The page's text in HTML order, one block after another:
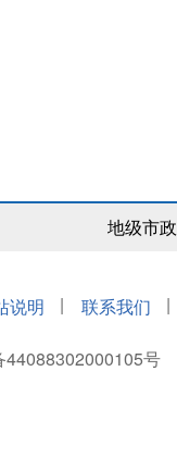
地级市
说明 | 联系我们 |
44088302000105号